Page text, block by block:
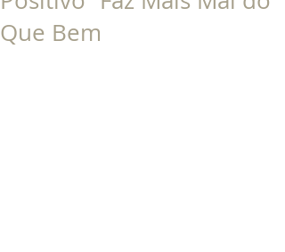
Que Bem